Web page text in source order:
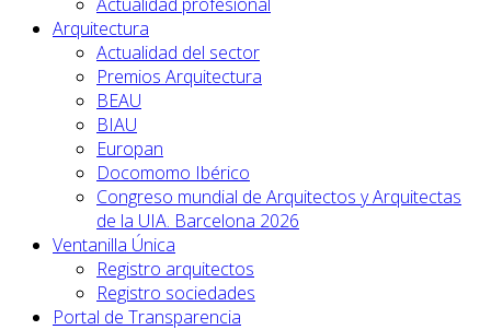
Arquitectura
Actualidad del sector
Premios Arquitectura
BEAU
BIAU
Europan
Docomomo Ibérico
Congreso mundial de Arquitectos y Arquitectas
de la UIA. Barcelona 2026
Ventanilla Única
Registro arquitectos
Registro sociedades
Portal de Transparencia